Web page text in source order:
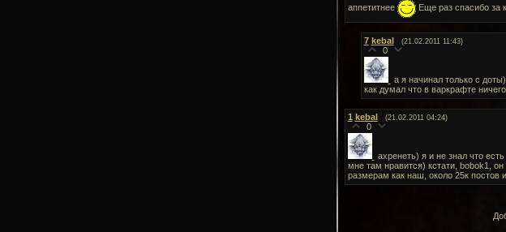
аппетитнее
Еще раз спасибо за
7 kebal (21.02.2011 11:43)
0
а я начинал только с
как думал что в варкрафте
1 kebal (21.02.2011 04:24)
0
ахренеть) я и не знал что
мне там нравится) кстати, bobok1,
размерам как наш, около 25к постов